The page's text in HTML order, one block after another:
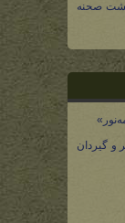
پشت صحنه
و گیردان